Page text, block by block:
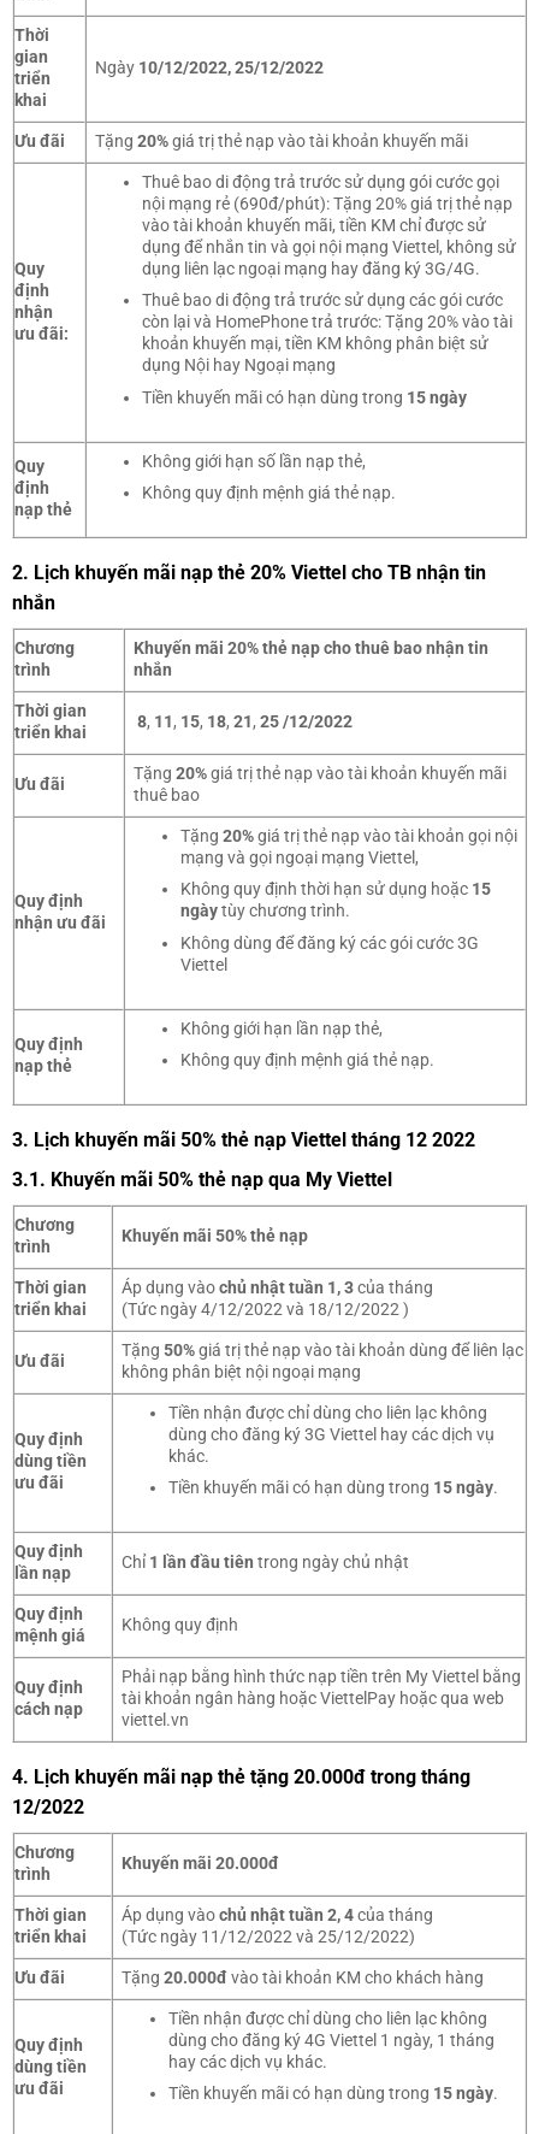
Thời
gian
triển
khai
Ngày 10/12/2022, 25/12/2022
Ưu đãi Tặng20%giá trị thẻ nạp vào tài khoản khuyến mãi
Quy
định
nhận
ưu đãi:
Thuê bao di động trả trước sử dụng gói cước gọi
nội mạng rẻ (690đ/phút): Tặng 20% giá trị thẻ nạp
vào tài khoản khuyến mãi, tiền KM chỉ được sử
dụng để nhắn tin và gọi nội mạng Viettel, không sử
dụng liên lạc ngoại mạng hay đăng ký 3G/4G.
Thuê bao di động trả trước sử dụng các gói cước
còn lại và HomePhone trả trước: Tặng 20% vào tài
khoản khuyến mại, tiền KM không phân biệt sử
dụng Nội hay Ngoại mạng
Tiền khuyến mãi có hạn dùng trong 15 ngày
Quy
định
nạp thẻ
Không giới hạn số lần nạp thẻ,
Không quy định mệnh giá thẻ nạp.
2. Lịch khuyến mãi nạp thẻ 20% Viettel cho TB nhận tin
nhắn
Chương
trình
Khuyến mãi 20% thẻ nạp cho thuê bao nhận tin
nhắn
Thời gian
triển khai
8, 11, 15, 18,21,25 /12/2022
Ưu đãi
Tặng20%giá trị thẻ nạp vào tài khoản khuyến mãi
thuê bao
Quy định
nhận ưu đãi
Tặng 20%giá trị thẻ nạp vào tài khoản gọi nội
mạng và gọi ngoại mạng Viettel,
Không quy định thời hạn sử dụng hoặc 15
ngàytùy chương trình.
Không dùng để đăng ký các gói cước 3G
Viettel
Quy định
nạp thẻ
Không giới hạn lần nạp thẻ,
Không quy định mệnh giá thẻ nạp.
3. Lịch khuyến mãi 50% thẻ nạp Viettel tháng 12 2022
3.1. Khuyến mãi 50% thẻ nạp qua My Viettel
Chương
trình
Khuyến mãi 50% thẻ nạp
Thời gian
triển khai
Áp dụng vàochủ nhật tuần 1, 3của tháng
(Tức ngày 4/12/2022 và 18/12/2022 )
Ưu đãi
Tặng 50%giá trị thẻ nạp vào tài khoản dùng để liên lạc
không phân biệt nội ngoại mạng
Quy định
dùng tiền
ưu đãi
Tiền nhận được chỉ dùng cho liên lạc không
dùng cho đăng ký 3G Viettel hay các dịch vụ
khác.
Tiền khuyến mãi có hạn dùng trong 15 ngày.
Quy định
lần nạp
Chỉ1 lần đầu tiên trong ngày chủ nhật
Quy định
mệnh giá
Không quy định
Quy định
cách nạp
Phải nạp bằng hình thức nạp tiền trên My Viettel bằng
tài khoản ngân hàng hoặc ViettelPay hoặc qua web
viettel.vn
4. Lịch khuyến mãi nạp thẻ tặng 20.000đ trong tháng
12/2022
Chương
trình
Khuyến mãi 20.000đ
Thời gian
triển khai
Áp dụng vàochủ nhật tuần 2, 4của tháng
(Tức ngày 11/12/2022 và 25/12/2022)
Ưu đãi
Tặng20.000đvào tài khoản KM cho khách hàng
Quy định
dùng tiền
ưu đãi
Tiền nhận được chỉ dùng cho liên lạc không
dùng cho đăng ký 4G Viettel 1 ngày, 1 tháng
hay các dịch vụ khác.
Tiền khuyến mãi có hạn dùng trong 15 ngày.